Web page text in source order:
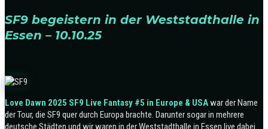
SF9 begeistern in der Weststadthalle in
Essen – 10.10.25
Love Dawn 2025 SF9 Live Fantasy #5 in Europe & USAwar der Name
der Tour, die SF9 quer durch Europa brachte. Darunter sogar in mehrere
deutsche Städten und wir waren in der Weststadthalle in Essen live dabei.